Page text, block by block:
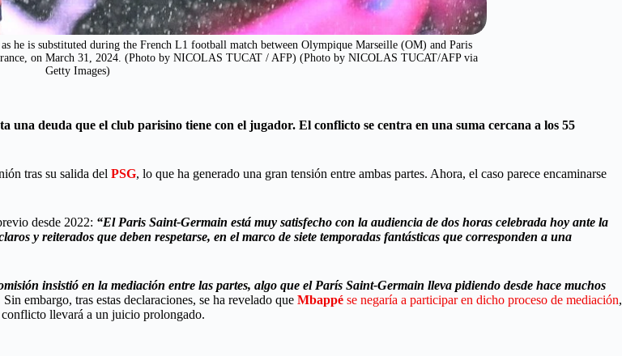
he is substituted during the French L1 football match between Olympique Marseille (OM) and Paris
on March 31, 2024. (Photo by NICOLAS TUCAT / AFP) (Photo by NICOLAS TUCAT/AFP via
Getty Images)
deuda que el club parisino tiene con el jugador. El conflicto se centra en una suma cercana a los 55
tras su salida del PSG, lo que ha generado una gran tensión entre ambas partes. Ahora, el caso parece encaminarse
desde 2022: “El Paris Saint-Germain está muy satisfecho con la audiencia de dos horas celebrada hoy ante la
y reiterados que deben respetarse, en el marco de siete temporadas fantásticas que corresponden a una
insistió en la mediación entre las partes, algo que el París Saint-Germain lleva pidiendo desde hace muchos
Sin embargo, tras estas declaraciones, se ha revelado que Mbappé se negaría a participar en dicho proceso de mediación,
llevará a un juicio prolongado.